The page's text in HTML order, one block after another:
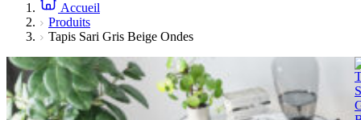
Accueil
Produits
Tapis Sari Gris Beige Ondes